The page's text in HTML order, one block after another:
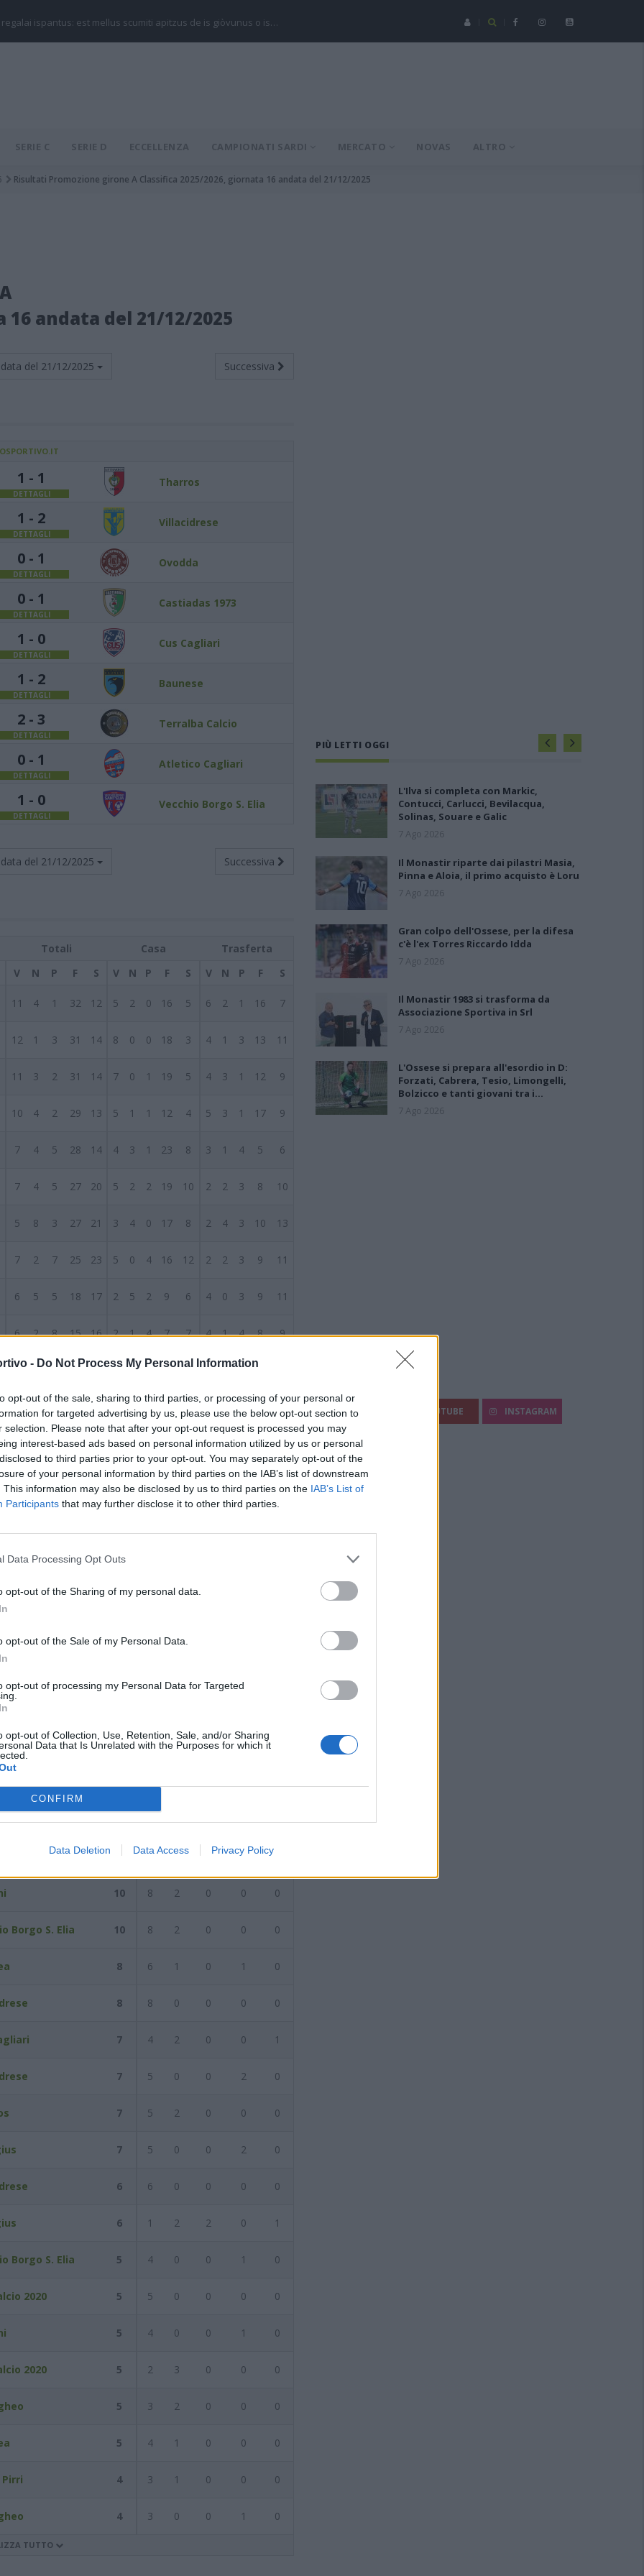
- Do Not Process My Personal Information
opt-out of the sale, sharing to third parties, or processing of your personal or
for targeted advertising by us, please use the below opt-out section to
selection. Please note that after your opt-out request is processed you may
interest-based ads based on personal information utilized by us or personal
to third parties prior to your opt-out. You may separately opt-out of the
of your personal information by third parties on the IAB’s list of downstream
This information may also be disclosed by us to third parties on the IAB’s List of
Participants that may further disclose it to other third parties.
Data Processing Opt Outs
opt-out of the Sharing of my personal data.
opt-out of the Sale of my Personal Data.
opt-out of processing my Personal Data for Targeted
opt-out of Collection, Use, Retention, Sale, and/or Sharing
Data that Is Unrelated with the Purposes for which it
CONFIRM
Data Deletion Data Access Privacy Policy
regalai ispantus: est mellus scumiti apitzus de is giòvunus o is… Serie C - Coppa Italia: Spezia-Torres posticipata a domenica 16
SERIE C SERIE D ECCELLENZA CAMPIONATI SARDI MERCATO NOVAS ALTRO
Risultati Promozione girone A Classifica 2025/2026, giornata 16 andata del 21/12/2025
16 andata del 21/12/2025
del 21/12/2025 Successiva
1 - 1
DETTAGLI
Tharros
1 - 2
DETTAGLI
Villacidrese
0 - 1
DETTAGLI
Ovodda
0 - 1
DETTAGLI
Castiadas 1973
1 - 0
DETTAGLI
Cus Cagliari
1 - 2
DETTAGLI
Baunese
2 - 3
DETTAGLI
Terralba Calcio
0 - 1
DETTAGLI
Atletico Cagliari
1 - 0
DETTAGLI
Vecchio Borgo S. Elia
del 21/12/2025 Successiva
Totali Casa
Trasferta
V N P F S V N P F S V N P F S
11 4 1 32 12 5 2 0 16 5 6 2 1 16 7
12 1 3 31 14 8 0 0 18 3 4 1 3 13 11
11 3 2 31 14 7 0 1 19 5 4 3 1 12 9
10 4 2 29 13 5 1 1 12 4 5 3 1 17 9
7 4 5 28 14 4 3 1 23 8 3 1 4 5 6
7 4 5 27 20 5 2 2 19 10 2 2 3 8 10
5 8 3 27 21 3 4 0 17 8 2 4 3 10 13
7 2 7 25 23 5 0 4 16 12 2 2 3 9 11
6 5 5 18 17 2 5 2 9 6 4 0 3 9 11
6 2 8 15 16 2 1 4 7 7 4 1 4 8 9
6 1 9 21 38 4 1 2 14 9 2 0 7 7
5 3 8 19 23 2 2 3 13 10 3 1 5 6 13
5 3 8 19 31 3 1 5 8 14 2 2 3 11 17
5 2 9 19 27 3 1 4 7 8 2 1 5 12 19
4 15 33
2 4 10 9 30 2 2 5 7 17
del 21/12/2025 Successiva
Reti AZ RIG PUN ANG CDF
Calcio 11 11 0 0 0 0
10 10 0 0
10 8 2 0 0 0
Borgo S. Elia 10 8 2 0 0 0
8 6 1 0 1 0
8 8 0 0 0 0
7 4 2 0 0 1
7 5 0 0 2 0
7 5 2 0 0 0
7 5 0 0 2 0
6 6 0 0 0 0
6 1 2 2 0 1
Borgo S. Elia 5 4 0 0 1 0
2020 5 5 0 0 0 0
5 4 0 0 1 0
2020 5 2 3 0 0 0
5 3 2 0 0 0
5 4 1 0 0 0
Pirri 4 3 1 0 0 0
4 3 0 0 1 0
TUTTO
PIÙ LETTI OGGI
L'Ilva si completa con Markic,
Contucci, Carlucci, Bevilacqua,
Solinas, Souare e Galic
7 Ago 2026
Il Monastir riparte dai pilastri Masia,
Pinna e Aloia, il primo acquisto è Loru
7 Ago 2026
Gran colpo dell'Ossese, per la difesa
c'è l'ex Torres Riccardo Idda
7 Ago 2026
Il Monastir 1983 si trasforma da
Associazione Sportiva in Srl
7 Ago 2026
L'Ossese si prepara all'esordio in D:
Forzati, Cabrera, Tesio, Limongelli,
Bolzicco e tanti giovani tra i…
7 Ago 2026
FACEBOOK YOUTUBE INSTAGRAM